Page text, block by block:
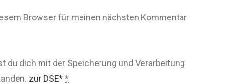
Browser für meinen nächsten Kommentar
du dich mit der Speicherung und Verarbeitung
zur DSE**